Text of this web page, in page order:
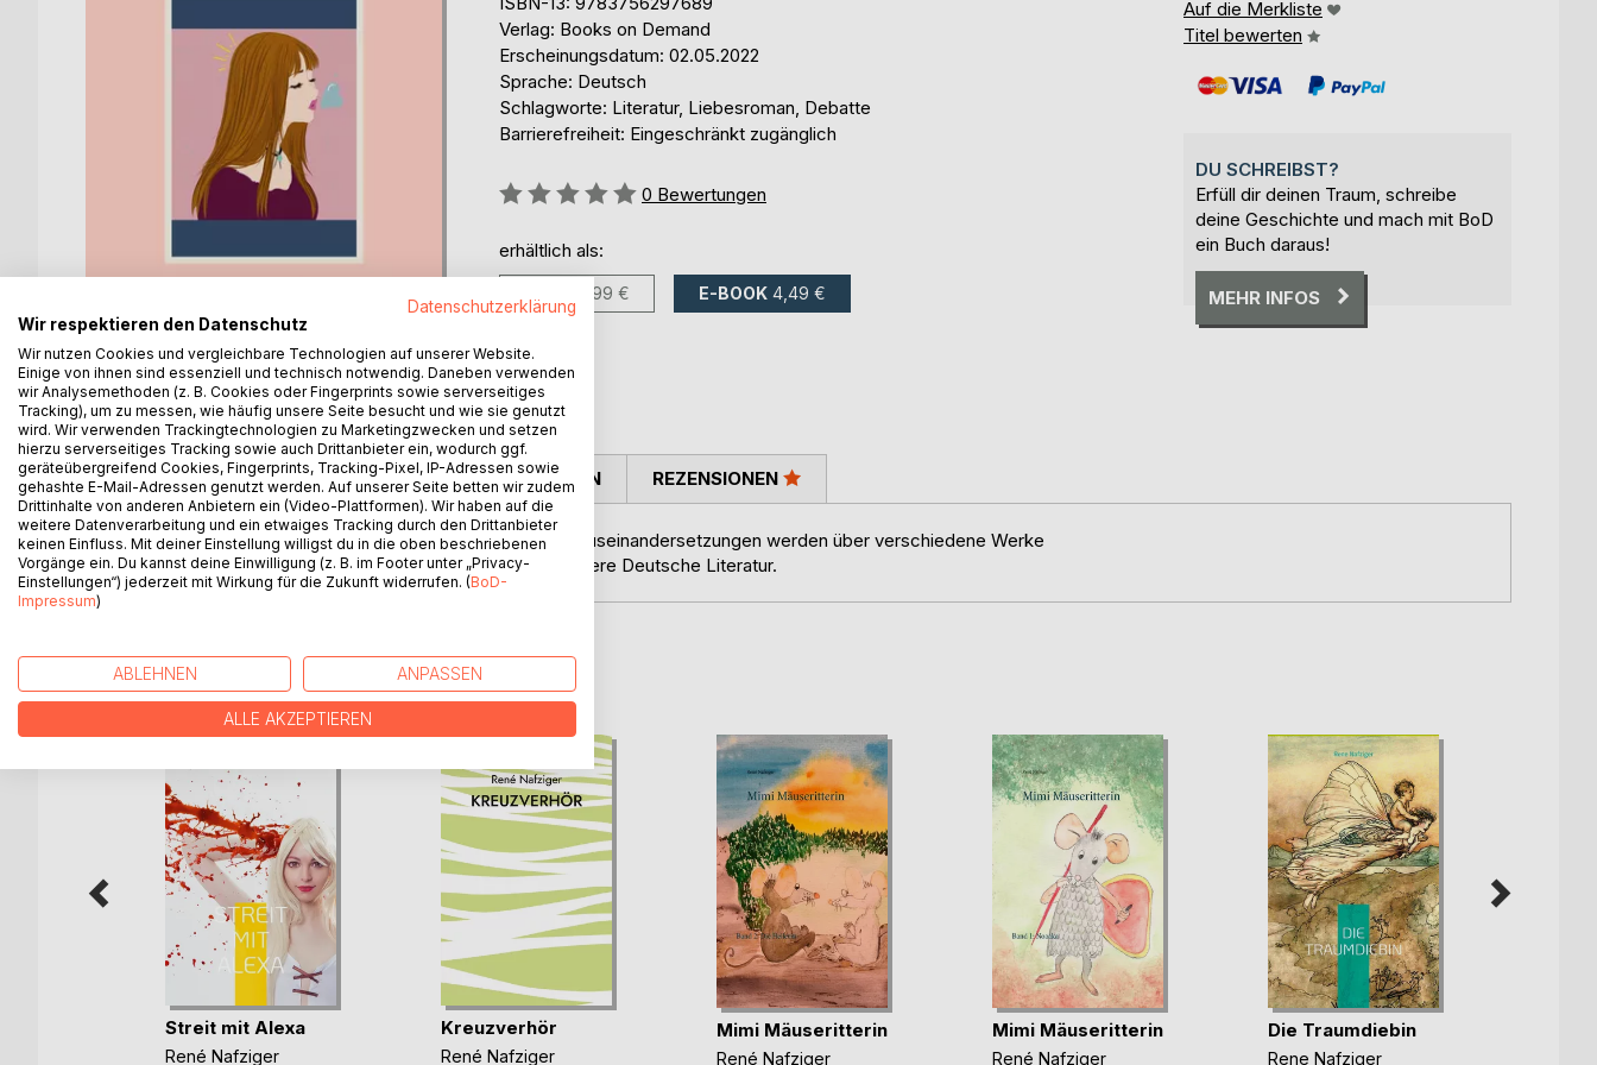
Verlag: Books on Demand
Erscheinungsdatum: 02.05.2022
Sprache: Deutsch
Schlagworte: Literatur, Liebesroman, Debatte
Barrierefreiheit: Eingeschränkt zugänglich
Bewertung::
0 Bewertungen
erhältlich als:
7,99 € E-BOOK 4,49 €
Auf die Merkliste
Titel bewerten
DU SCHREIBST?
Erfüll dir deinen Traum, schreibe
deine Geschichte und mach mit BoD
ein Buch daraus!
MEHR INFOS
BESCHREIBUNG
Madelaine nimmt an einer literarischen Debatte teil. Die Auseinandersetzungen werden über verschiedene Werke
geführt. Dabei verliebt sie sich in einen Professor für Neuere Deutsche Literatur.
AUTOR/IN PRESSESTIMMEN REZENSIONEN
WEITERE TITEL BEIBoD
Streit mit Alexa
René Nafziger
Kreuzverhör
René Nafziger
Mimi Mäuseritterin
René Nafziger
Mimi Mäuseritterin
René Nafziger
Die Traumdiebin
Rene Nafziger
Datenschutzerklärung
Wir respektieren den Datenschutz
Wir nutzen Cookies und vergleichbare Technologien auf unserer Website.
Einige von ihnen sind essenziell und technisch notwendig. Daneben verwenden
wir Analysemethoden (z. B. Cookies oder Fingerprints sowie serverseitiges
Tracking), um zu messen, wie häufig unsere Seite besucht und wie sie genutzt
wird. Wir verwenden Trackingtechnologien zu Marketingzwecken und setzen
hierzu serverseitiges Tracking sowie auch Drittanbieter ein, wodurch ggf.
geräteübergreifend Cookies, Fingerprints, Tracking-Pixel, IP-Adressen sowie
gehashte E-Mail-Adressen genutzt werden. Auf unserer Seite betten wir zudem
Drittinhalte von anderen Anbietern ein (Video-Plattformen). Wir haben auf die
weitere Datenverarbeitung und ein etwaiges Tracking durch den Drittanbieter
keinen Einfluss. Mit deiner Einstellung willigst du in die oben beschriebenen
Vorgänge ein. Du kannst deine Einwilligung (z. B. im Footer unter „Privacy-
Einstellungen“) jederzeit mit Wirkung für die Zukunft widerrufen. (BoD-
Impressum)
ABLEHNEN ANPASSEN
ALLE AKZEPTIEREN